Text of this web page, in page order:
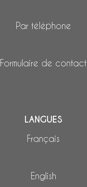
Par téléphone
Formulaire de contact
LANGUES
Français
English